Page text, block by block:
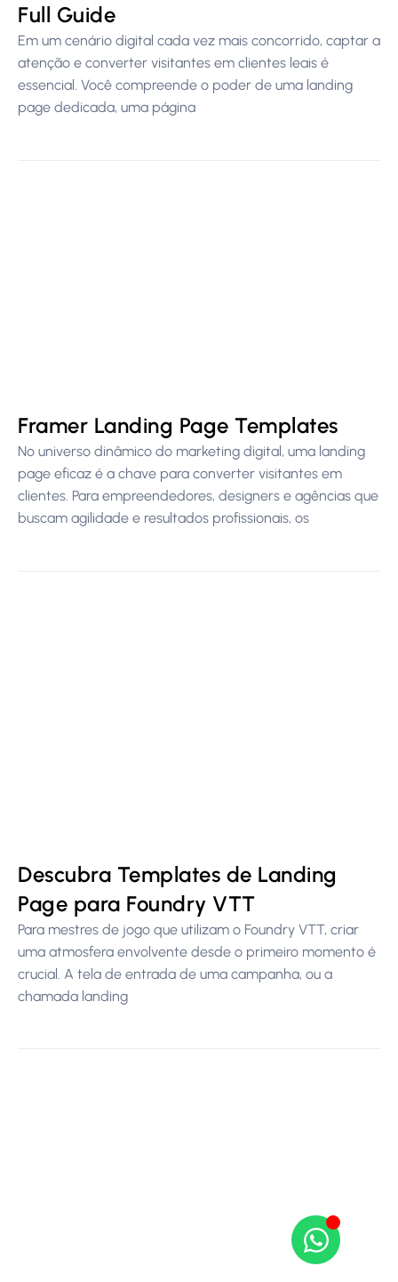
Full Guide
Em um cenário digital cada vez mais concorrido, captar a
atenção e converter visitantes em clientes leais é
essencial. Você compreende o poder de uma landing
page dedicada, uma página
Framer Landing Page Templates
No universo dinâmico do marketing digital, uma landing
page eficaz é a chave para converter visitantes em
clientes. Para empreendedores, designers e agências que
buscam agilidade e resultados profissionais, os
Descubra Templates de Landing
Page para Foundry VTT
Para mestres de jogo que utilizam o Foundry VTT, criar
uma atmosfera envolvente desde o primeiro momento é
crucial. A tela de entrada de uma campanha, ou a
chamada landing